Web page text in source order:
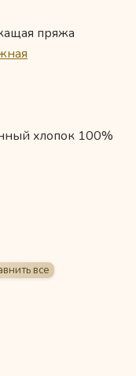
пряжа
хлопок 100%